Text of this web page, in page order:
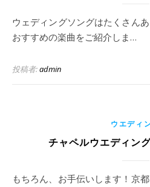
ウェディングソングはたくさんありますが、以下にさらなる
おすすめの楽曲をご紹介しま…
投稿者:admin
ウエディ
チャペルウエディン
もちろん、お手伝いします！京都で素敵なチャペルウエディ